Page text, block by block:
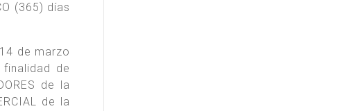
(365) días
de marzo
finalidad de
de la
de la